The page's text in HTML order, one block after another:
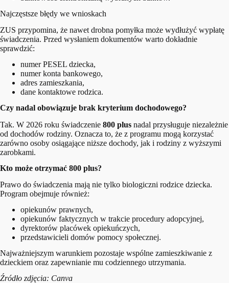
Najczęstsze błędy we wnioskach
ZUS przypomina, że nawet drobna pomyłka może wydłużyć wypłatę
świadczenia. Przed wysłaniem dokumentów warto dokładnie
sprawdzić:
numer PESEL dziecka,
numer konta bankowego,
adres zamieszkania,
dane kontaktowe rodzica.
Czy nadal obowiązuje brak kryterium dochodowego?
Tak. W 2026 roku świadczenie 800 plus nadal przysługuje niezależnie
od dochodów rodziny. Oznacza to, że z programu mogą korzystać
zarówno osoby osiągające niższe dochody, jak i rodziny z wyższymi
zarobkami.
Kto może otrzymać 800 plus?
Prawo do świadczenia mają nie tylko biologiczni rodzice dziecka.
Program obejmuje również:
opiekunów prawnych,
opiekunów faktycznych w trakcie procedury adopcyjnej,
dyrektorów placówek opiekuńczych,
przedstawicieli domów pomocy społecznej.
Najważniejszym warunkiem pozostaje wspólne zamieszkiwanie z
dzieckiem oraz zapewnianie mu codziennego utrzymania.
Źródło zdjęcia: Canva